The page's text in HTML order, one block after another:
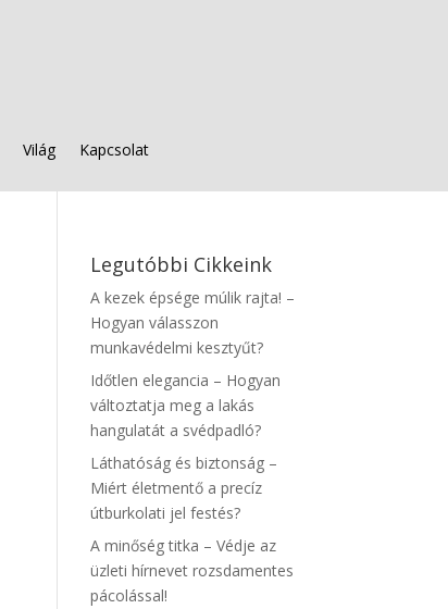
Világ Kapcsolat
Legutóbbi Cikkeink
A kezek épsége múlik rajta! –
Hogyan válasszon
munkavédelmi kesztyűt?
Időtlen elegancia – Hogyan
változtatja meg a lakás
hangulatát a svédpadló?
Láthatóság és biztonság –
Miért életmentő a precíz
útburkolati jel festés?
A minőség titka – Védje az
üzleti hírnevet rozsdamentes
pácolással!